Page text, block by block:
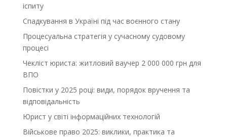
іспиту
Спадкування в Україні під час воєнного стану
Процесуальна стратегія у сучасному судовому
процесі
Чекліст юриста: житловий ваучер 2 000 000 грн для
ВПО
Повістки у 2025 році: види, порядок вручення та
відповідальність
Юрист у світі інформаційних технологій
Військове право 2025: виклики, практика та